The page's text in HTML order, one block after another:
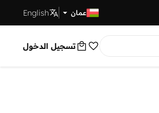
عمان English
تسجيل الدخول